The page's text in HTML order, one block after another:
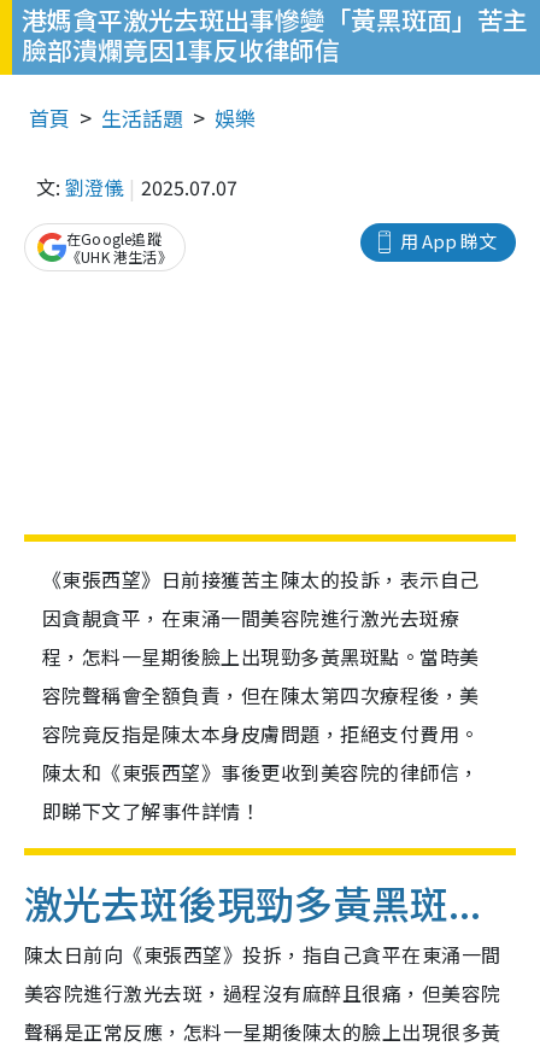
港媽貪平激光去斑出事慘變「黃黑斑面」苦主
臉部潰爛竟因1事反收律師信
首頁 生活話題 娛樂
文: 劉澄儀 2025.07.07
用 App 睇文
在Google追蹤
《UHK 港生活》
《東張西望》日前接獲苦主陳太的投訴，表示自己
因貪靚貪平，在東涌一間美容院進行激光去斑療
程，怎料一星期後臉上出現勁多黃黑斑點。當時美
容院聲稱會全額負責，但在陳太第四次療程後，美
容院竟反指是陳太本身皮膚問題，拒絕支付費用。
陳太和《東張西望》事後更收到美容院的律師信，
即睇下文了解事件詳情！
激光去斑後現勁多黃黑斑...
陳太日前向《東張西望》投拆，指自己貪平在東涌一間
美容院進行激光去斑，過程沒有麻醉且很痛，但美容院
聲稱是正常反應，怎料一星期後陳太的臉上出現很多黃